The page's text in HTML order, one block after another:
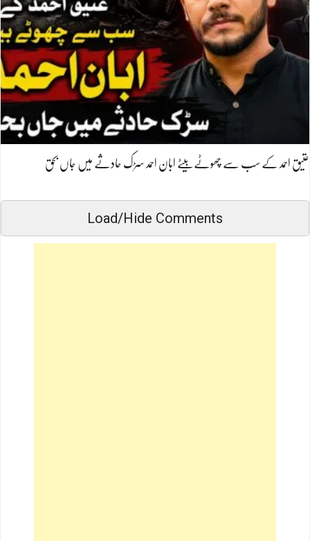
عتیق احمد کے سب سے چھوٹے بیٹے ابان احمد سڑک حادثے میں جاں بحق
Load/Hide Comments